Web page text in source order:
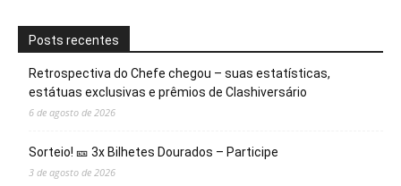
Posts recentes
Retrospectiva do Chefe chegou – suas estatísticas,
estátuas exclusivas e prêmios de Clashiversário
6 de agosto de 2026
Sorteio! 🎫 3x Bilhetes Dourados – Participe
3 de agosto de 2026